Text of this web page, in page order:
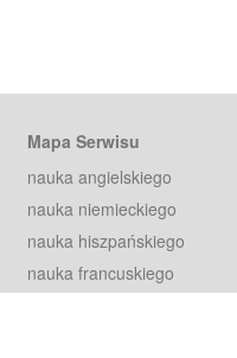
Mapa Serwisu
nauka angielskiego
nauka niemieckiego
nauka hiszpańskiego
nauka francuskiego